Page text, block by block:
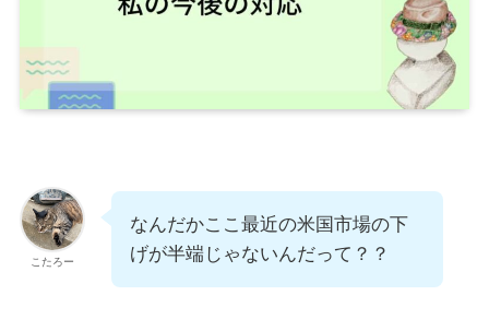
こたろー
なんだかここ最近の米国市場の下
げが半端じゃないんだって？？